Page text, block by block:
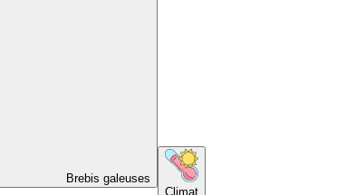
Brebis galeuses
Climat